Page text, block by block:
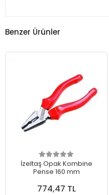
Benzer Ürünler
İzeltaş Opak Kombine
Pense 160 mm
774,47 TL